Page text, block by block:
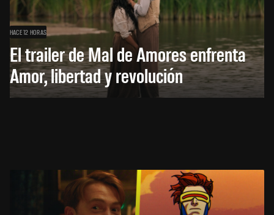
HACE 12 HORAS
El trailer de Mal de Amores enfrenta
Amor, libertad y revolución